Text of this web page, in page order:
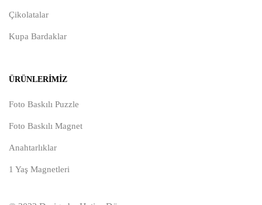
Çikolatalar
Kupa Bardaklar
ÜRÜNLERIMIZ
Foto Baskılı Puzzle
Foto Baskılı Magnet
Anahtarlıklar
1 Yaş Magnetleri